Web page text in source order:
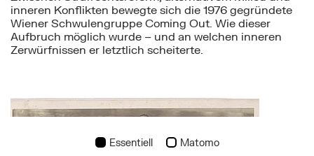
inneren Konflikten bewegte sich die 1976 gegründete
Wiener Schwulengruppe Coming Out. Wie dieser
Aufbruch möglich wurde – und an welchen inneren
Zerwürfnissen er letztlich scheiterte.
Mehr zu: Der Weg der Wienerinnen in die
Essentiell Matomo